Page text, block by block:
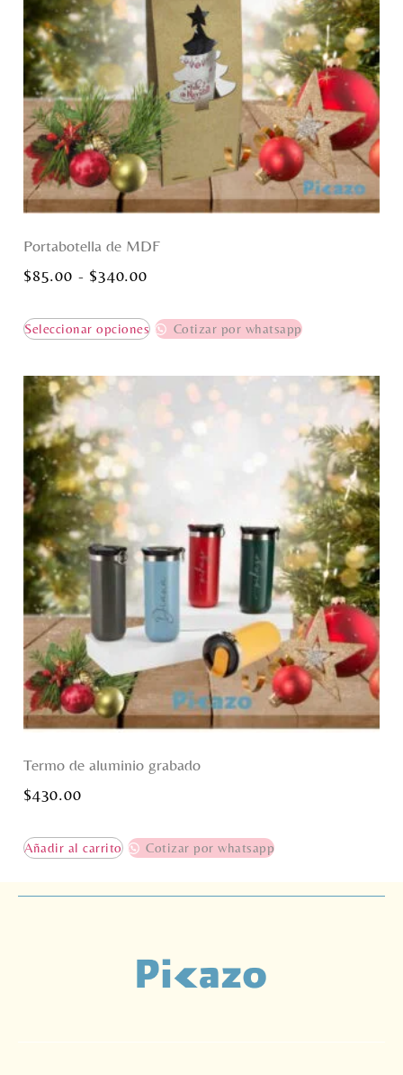
Portabotella de MDF
$85.00 - $340.00
Seleccionar opciones Cotizar por whatsapp
Termo de aluminio grabado
$430.00
Añadir al carrito Cotizar por whatsapp